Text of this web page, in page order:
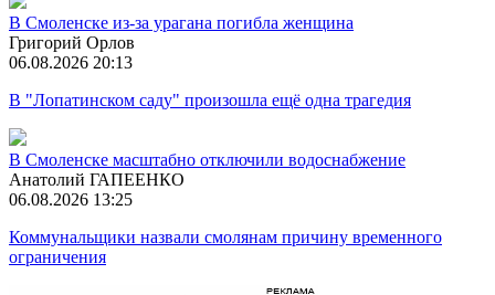
В Смоленске из-за урагана погибла женщина
Григорий Орлов
06.08.2026 20:13
В "Лопатинском саду" произошла ещё одна трагедия
В Смоленске масштабно отключили водоснабжение
Анатолий ГАПЕЕНКО
06.08.2026 13:25
Коммунальщики назвали смолянам причину временного
ограничения